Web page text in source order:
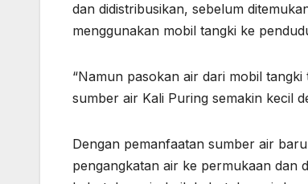
dan didistribusikan, sebelum
menggunakan mobil tangki ke
“Namun pasokan air dari mobil
sumber air Kali Puring semakin kecil
Dengan pemanfaatan sumber air
pengangkatan air ke permukaan dan